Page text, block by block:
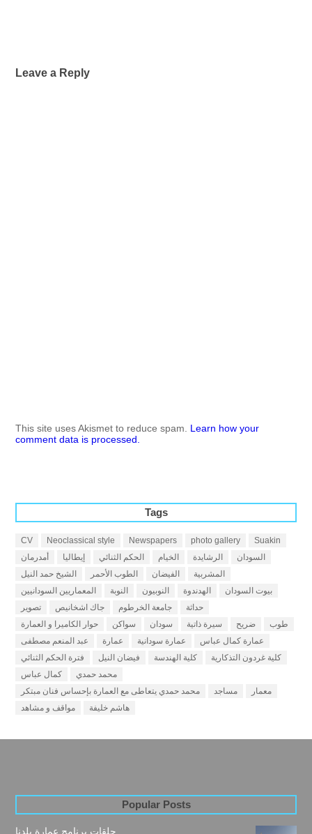
Leave a Reply
This site uses Akismet to reduce spam. Learn how your
comment data is processed.
Tags
CV Neoclassical style Newspapers photo gallery
Suakin
أمدرمان
إيطاليا الحكم الثنائي الخيام الرشايدة
السودان
الشيخ حمد النيل
الطوب الأحمر الفيضان
المشربية
المعماريين السودانيين
النوبة النوبيون الهدندوة
بيوت السودان
تصوير
جاك اشخانيص جامعة الخرطوم
حداثة
حوار الكاميرا و العمارة
سواكن سودان سيرة ذاتية ضريح
طوب
عبد المنعم مصطفى
عمارة عمارة سودانية
عمارة كمال عباس
فترة الحكم الثنائي
فيضان النيل كلية الهندسة
كلية غردون التذكارية
كمال عباس
محمد حمدي
محمد حمدي يتعاطى مع العمارة بإحساس فنان مبتكر
مساجد
معمار
مواقف و مشاهد
هاشم خليفة
Popular Posts
حلقات برنامج عمارة بلدنا